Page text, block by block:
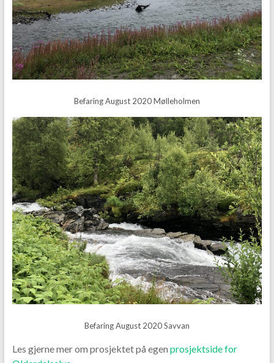
Befaring August 2020 Mølleholmen
Befaring August 2020 Savvan
Les gjerne mer om prosjektet på egen prosjektside for